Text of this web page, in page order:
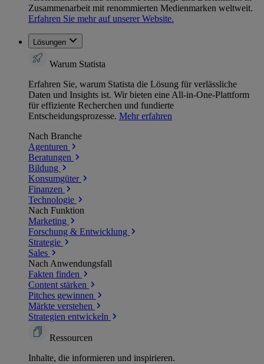
Zusammenarbeit mit renommierten Medienmarken weltweit.
Erfahren Sie mehr auf unserer Website.
Lösungen
Warum Statista
Erfahren Sie, warum Statista die Lösung für verlässliche
Daten und Insights ist. Wir bieten eine All-in-One-Plattform
für effiziente Recherchen und fundierte
Entscheidungsprozesse. Mehr erfahren
Nach Branche
Agenturen
Beratungen
Bildung
Konsumgüter
Finanzen
Technologie
Nach Funktion
Marketing
Forschung & Entwicklung
Strategie
Sales
Nach Anwendungsfall
Fakten finden
Content stärken
Pitches gewinnen
Märkte verstehen
Strategien entwickeln
Ressourcen
Inhalte, die informieren und inspirieren.